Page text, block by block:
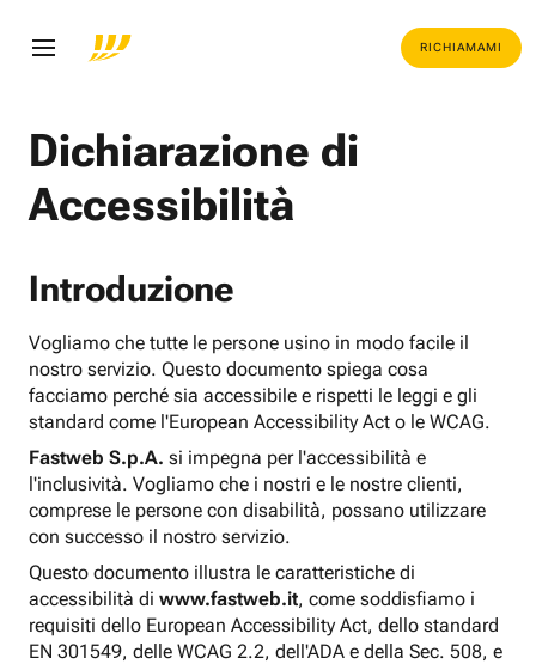
RICHIAMAMI
Dichiarazione di
Accessibilità
Introduzione
Vogliamo che tutte le persone usino in modo facile il
nostro servizio. Questo documento spiega cosa
facciamo perché sia accessibile e rispetti le leggi e gli
standard come l'European Accessibility Act o le WCAG.
Fastweb S.p.A. si impegna per l'accessibilità e
l'inclusività. Vogliamo che i nostri e le nostre clienti,
comprese le persone con disabilità, possano utilizzare
con successo il nostro servizio.
Questo documento illustra le caratteristiche di
accessibilità di www.fastweb.it, come soddisfiamo i
requisiti dello European Accessibility Act, dello standard
EN 301549, delle WCAG 2.2, dell'ADA e della Sec. 508, e